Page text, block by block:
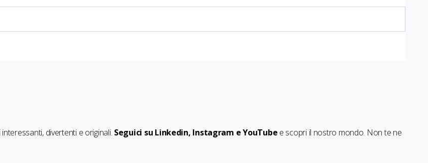
divertenti e originali. Seguici su Linkedin, Instagram e YouTube e scopri il nostro mondo. Non te ne